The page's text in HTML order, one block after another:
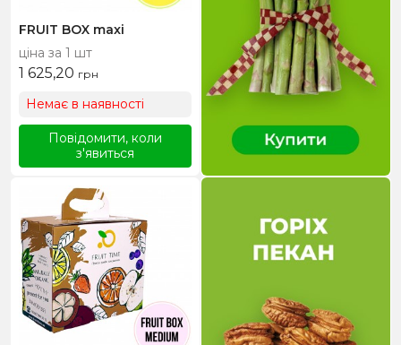
FRUIT BOX maxі
ціна за 1 шт
1 625,20 грн
Немає в наявності
Повідомити, коли
з'явиться